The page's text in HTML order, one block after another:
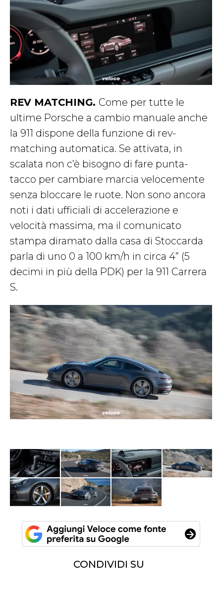
REV MATCHING. Come per tutte le
ultime Porsche a cambio manuale anche
la 911 dispone della funzione di rev-
matching automatica. Se attivata, in
scalata non c’è bisogno di fare punta-
tacco per cambiare marcia velocemente
senza bloccare le ruote. Non sono ancora
noti i dati ufficiali di accelerazione e
velocità massima, ma il comunicato
stampa diramato dalla casa di Stoccarda
parla di uno 0 a 100 km/h in circa 4” (5
decimi in più della PDK) per la 911 Carrera
S.
CONDIVIDI SU